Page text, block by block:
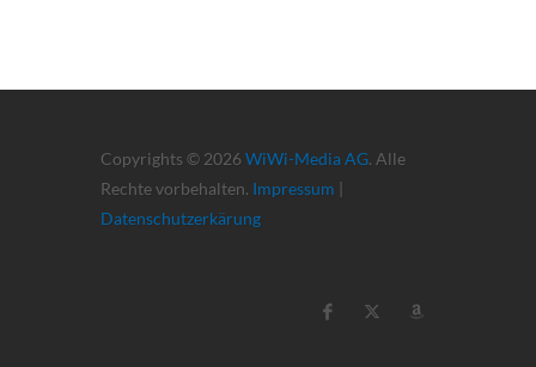
Copyrights © 2026 WiWi-Media AG. Alle
Rechte vorbehalten. Impressum
Datenschutzerkärung